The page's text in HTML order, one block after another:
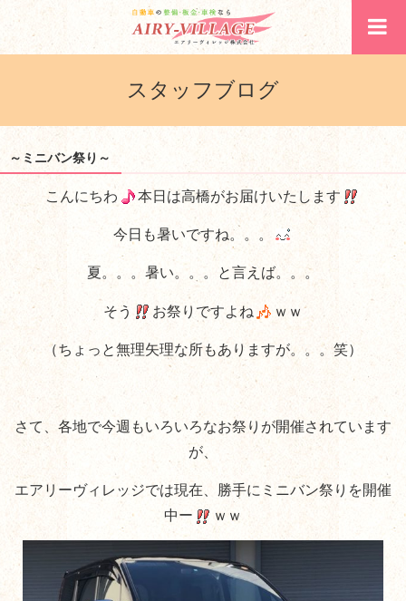
スタッフブログ
～ミニバン祭り～
こんにちわ 本日は高橋がお届けいたします
今日も暑いですね。。。
夏。。。暑い。。。と言えば。。。
そう お祭りですよね ｗｗ
（ちょっと無理矢理な所もありますが。。。笑）
さて、各地で今週もいろいろなお祭りが開催されています
が、
エアリーヴィレッジでは現在、勝手にミニバン祭りを開催
中ー
ｗｗ